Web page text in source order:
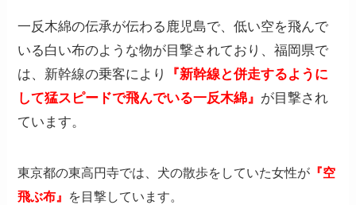
一反木綿の伝承が伝わる鹿児島で、低い空を飛んで
いる白い布のような物が目撃されており、福岡県で
は、新幹線の乗客により
『新幹線と併走するように
して猛スピードで飛んでいる一反木綿』 が目撃され
ています。
東京都の東高円寺では、犬の散歩をしていた女性が 『空
飛ぶ布』 を目撃しています。